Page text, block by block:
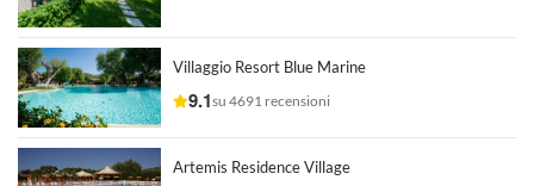
Villaggio Resort Blue Marine
9.1su 4691 recensioni
Artemis Residence Village